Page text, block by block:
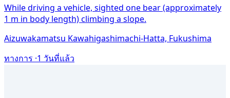
While driving a vehicle, sighted one bear (approximately
1 m in body length) climbing a slope.
Aizuwakamatsu Kawahigashimachi-Hatta, Fukushima
ทางการ ·1 วันที่แล้ว